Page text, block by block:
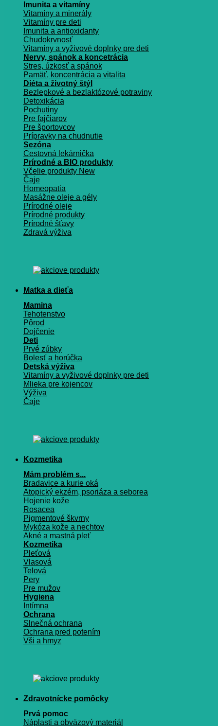
Imunita a vitamíny
Vitamíny a minerály
Vitamíny pre deti
Imunita a antioxidanty
Chudokrvnosť
Vitamíny a vyživové doplnky pre deti
Nervy, spánok a koncetrácia
Stres, úzkosť a spánok
Pamäť, koncentrácia a vitalita
Diéta a životný štýl
Bezlepkové a bezlaktózové potraviny
Detoxikácia
Pochutiny
Pre fajčiarov
Pre športovcov
Prípravky na chudnutie
Sezóna
Cestovná lekárnička
Prírodné a BIO produkty
Včelie produkty
Čaje
Homeopatia
Masážne oleje a gély
Prírodné oleje
Prírodné produkty
Prírodné šťavy
Zdravá výživa
Matka a dieťa
Mamina
Tehotenstvo
Pôrod
Dojčenie
Deti
Prvé zúbky
Bolesť a horúčka
Detská výživa
Vitamíny a vyživové doplnky pre deti
Mlieka pre kojencov
Výživa
Čaje
Kozmetika
Mám problém s...
Bradavice a kurie oká
Atopický ekzém, psoriáza a seborea
Hojenie kože
Rosacea
Pigmentové škvrny
Mykóza kože a nechtov
Akné a mastná pleť
Kozmetika
Pleťová
Vlasová
Telová
Pery
Pre mužov
Hygiena
Intímna
Ochrana
Slnečná ochrana
Ochrana pred potením
Vši a hmyz
Zdravotnícke pomôcky
Prvá pomoc
Náplasti a obväzový materiál